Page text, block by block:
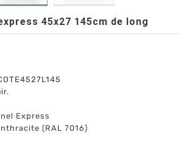
45x27 145cm de long
Express
(RAL 7016)